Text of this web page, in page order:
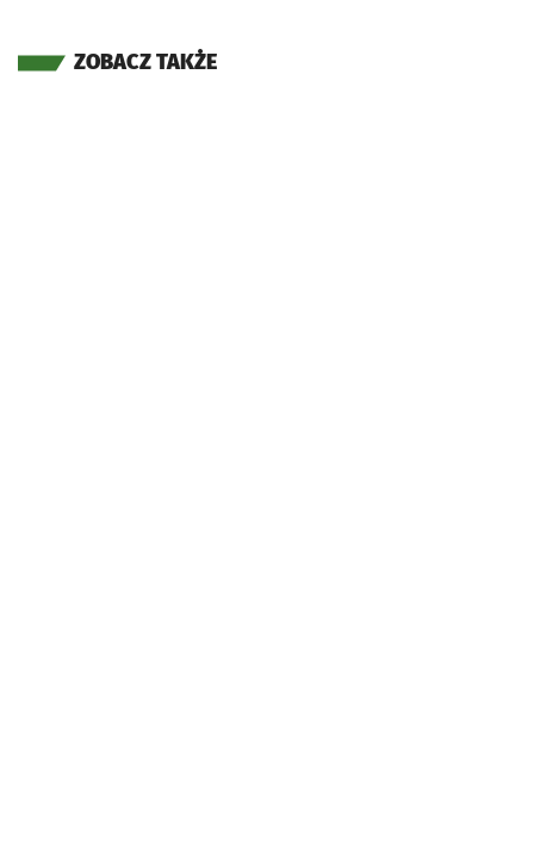
ZOBACZ TAKŻE